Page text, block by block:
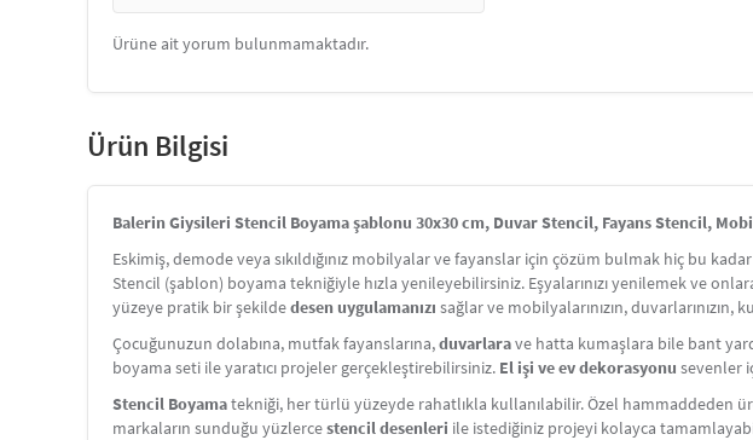
Ürüne ait yorum bulunmamaktadır.
Ürün Bilgisi
Balerin Giysileri Stencil Boyama şablonu 30x30 cm, Duvar Stencil, Fayans Stencil,
Eskimiş, demode veya sıkıldığınız mobilyalar ve fayanslar için çözüm bulmak hiç bu
Stencil (şablon) boyama tekniğiyle hızla yenileyebilirsiniz. Eşyalarınızı yenilemek ve
yüzeye pratik bir şekildedesen uygulamanızı sağlar ve mobilyalarınızın, duvarlarınızın,
Çocuğunuzun dolabına, mutfak fayanslarına,duvarlarave hatta kumaşlara bile bant
boyama seti ile yaratıcı projeler gerçekleştirebilirsiniz. El işi ve ev dekorasyonu sevenler
Stencil Boyamatekniği, her türlü yüzeyde rahatlıkla kullanılabilir. Özel hammaddeden
markaların sunduğu yüzlercestencil desenleri ile istediğiniz projeyi kolayca